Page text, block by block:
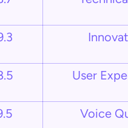
User
Voice